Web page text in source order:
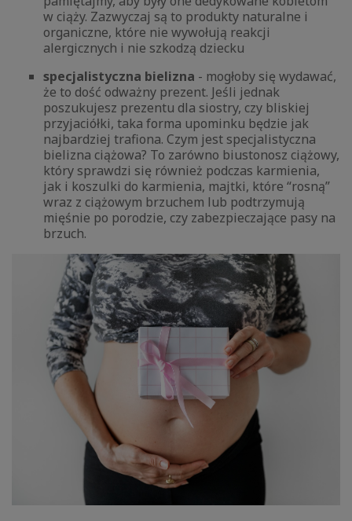
w ciąży. Zazwyczaj są to produkty naturalne i
organiczne, które nie wywołują reakcji
alergicznych i nie szkodzą dziecku
specjalistyczna bielizna - mogłoby się wydawać,
że to dość odważny prezent. Jeśli jednak
poszukujesz prezentu dla siostry, czy bliskiej
przyjaciółki, taka forma upominku będzie jak
najbardziej trafiona. Czym jest specjalistyczna
bielizna ciążowa? To zarówno biustonosz ciążowy,
który sprawdzi się również podczas karmienia,
jak i koszulki do karmienia, majtki, które “rosną”
wraz z ciążowym brzuchem lub podtrzymują
mięśnie po porodzie, czy zabezpieczające pasy na
brzuch.